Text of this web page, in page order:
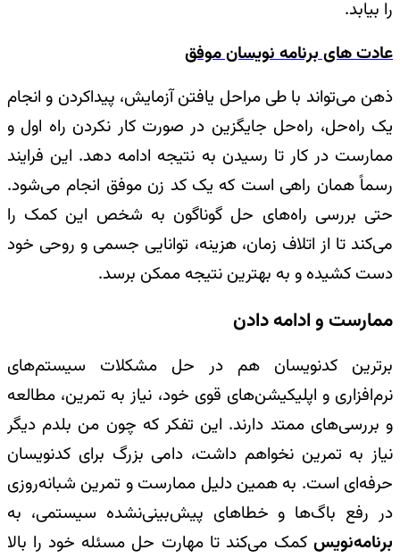
را بیابد.
عادت های برنامه نویسان موفق
ذهن می‌تواند با طی مراحل یافتن آزمایش، پیداکردن و انجام
یک راه‌حل، راه‌حل جایگزین در صورت کار نکردن راه اول و
ممارست در کار تا رسیدن به نتیجه ادامه دهد. این فرایند
رسماً همان راهی است که یک کد زن موفق انجام می‌شود.
حتی بررسی راه‌های حل گوناگون به شخص این کمک را
می‌کند تا از اتلاف زمان، هزینه، توانایی جسمی و روحی خود
دست کشیده و به بهترین نتیجه ممکن برسد.
ممارست و ادامه دادن
برترین کد‌نویسان هم در حل مشکلات سیستم‌های
نرم‌افزاری و اپلیکیشن‌های قوی خود، نیاز به تمرین، مطالعه
و بررسی‌های ممتد دارند. این تفکر که چون من بلدم دیگر
نیاز به تمرین نخواهم داشت، دامی بزرگ برای کد‌نویسان
حرفه‌ای است. به همین دلیل ممارست و تمرین شبانه‌روزی
در رفع باگ‌ها و خطاهای پیش‌بینی‌نشده سیستمی، به
برنامه‌نویس کمک می‌کند تا مهارت حل مسئله خود را بالا